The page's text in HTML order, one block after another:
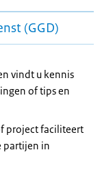
(GGD)
vindt u kennis
of tips en
project faciliteert
partijen in